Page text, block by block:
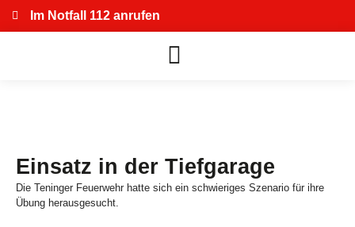
Im Notfall 112 anrufen
Einsatz in der Tiefgarage
Die Teninger Feuerwehr hatte sich ein schwieriges Szenario für ihre
Übung herausgesucht.